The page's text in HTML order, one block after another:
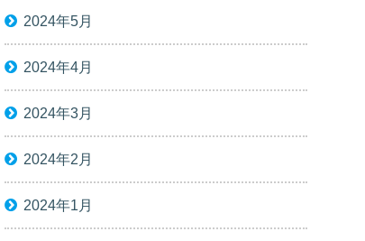
2024年5月
2024年4月
2024年3月
2024年2月
2024年1月